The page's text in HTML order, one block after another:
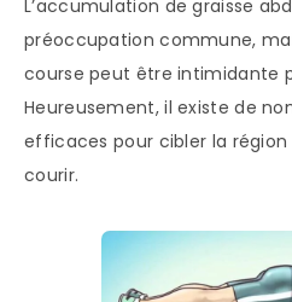
L’accumulation de graisse
préoccupation commune,
course peut être intimidante
Heureusement, il existe de
efficaces pour cibler la
courir.